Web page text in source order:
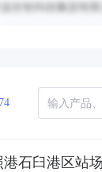
74
石臼港区站